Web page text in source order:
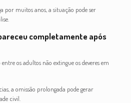
por muitos anos, a situação pode ser
completamente após
os adultos não extingue os deveres em
a omissão prolongada pode gerar
civil.